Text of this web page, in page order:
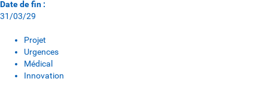
Date de fin :
31/03/29
Projet
Urgences
Médical
Innovation